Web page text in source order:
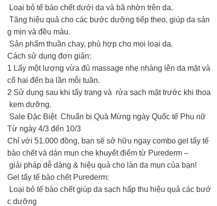
Loại bỏ tế bào chết dưới da và bã nhờn trên da.
Tăng hiệu quả cho các bước dưỡng tiếp theo, giúp da sán
g mịn và đều màu.
Sản phẩm thuần chay, phù hợp cho mọi loại da.
Cách sử dụng đơn giản:
1️ Lấy một lượng vừa đủ massage nhẹ nhàng lên da mặt và
cổ hai đến ba lần mỗi tuần.
2️ Sử dụng sau khi tẩy trang và rửa sạch mặt trước khi thoa
kem dưỡng.
Sale Đặc Biệt Chuẩn bị Quà Mừng ngày Quốc tế Phụ nữ
Từ ngày 4/3 đến 10/3
Chỉ với 51.000 đồng, bạn sẽ sở hữu ngay combo gel tẩy tế
bào chết và dán mụn che khuyết điểm từ Purederm –
giải pháp dễ dàng & hiệu quả cho làn da mụn của bạn! ‍️
Gel tẩy tế bào chết Purederm:
Loại bỏ tế bào chết giúp da sạch hấp thu hiệu quả các bướ
c dưỡng